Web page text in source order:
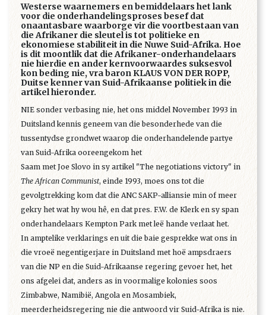
Westerse waarnemers en bemiddelaars het lank
voor die onderhandelingsproses besef dat
onaantasbare waarborge vir die voortbestaan van
die Afrikaner die sleutel is tot politieke en
ekonomiese stabiliteit in die Nuwe Suid-Afrika. Hoe
is dit moontlik dat die Afrikaner-onderhandelaars
nie hierdie en ander kernvoorwaardes suksesvol
kon beding nie, vra baron KLAUS VON DER ROPP,
Duitse kenner van Suid-Afrikaanse politiek in die
artikel hieronder.
NIE sonder verbasing nie, het ons middel November 1993 in
Duitsland kennis geneem van die besonderhede van die
tussentydse grondwet waarop die onderhandelende partye
van Suid-Afrika ooreengekom het
Saam met Joe Slovo in sy artikel "The negotiations victory" in
The African Communist, einde 1993, moes ons tot die
gevolgtrekking kom dat die ANC SAKP-alliansie min of meer
gekry het wat hy wou hê, en dat pres. F.W. de Klerk en sy span
onderhandelaars Kempton Park met leë hande verlaat het.
In amptelike verklarings en uit die baie gesprekke wat ons in
die vroeë negentigerjare in Duitsland met hoë ampsdraers
van die NP en die Suid-Afrikaanse regering gevoer het, het
ons afgelei dat, anders as in voormalige kolonies soos
Zimbabwe, Namibië, Angola en Mosambiek,
meerderheidsregering nie die antwoord vir Suid-Afrika is nie.